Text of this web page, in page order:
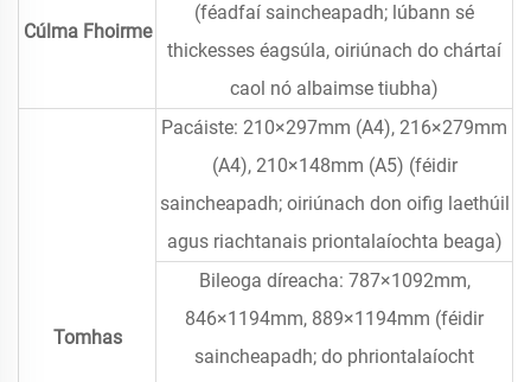
Cúlma Fhoirme
(féadfaí saincheapadh; lúbann sé
thickesses éagsúla, oiriúnach do chártaí
caol nó albaimse tiubha)
Tomhas
Pacáiste: 210×297mm (A4), 216×279mm
(A4), 210×148mm (A5) (féidir
saincheapadh; oiriúnach don oifig laethúil
agus riachtanais priontalaíochta beaga)
Bileoga díreacha: 787×1092mm,
846×1194mm, 889×1194mm (féidir
saincheapadh; do phriontalaíocht